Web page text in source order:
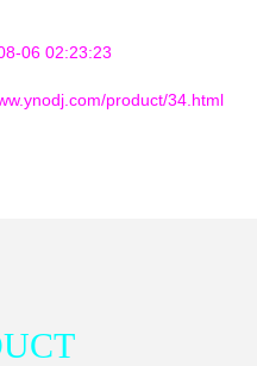
06 02:23:23
product/34.html